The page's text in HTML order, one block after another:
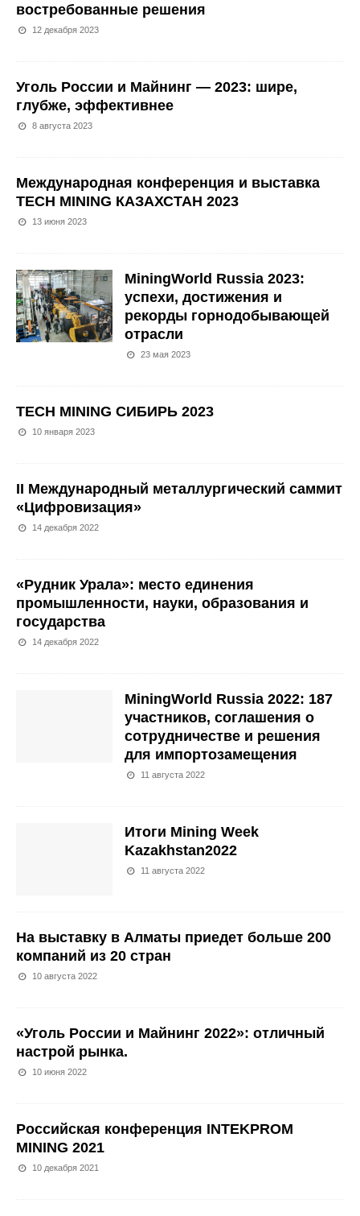
востребованные решения
12 декабря 2023
Уголь России и Майнинг — 2023: шире,
глубже, эффективнее
8 августа 2023
Международная конференция и выставка
TECH MINING КАЗАХСТАН 2023
13 июня 2023
MiningWorld Russia 2023:
успехи, достижения и
рекорды горнодобывающей
отрасли
23 мая 2023
TECH MINING СИБИРЬ 2023
10 января 2023
II Международный металлургический саммит
«Цифровизация»
14 декабря 2022
«Рудник Урала»: место единения
промышленности, науки, образования и
государства
14 декабря 2022
MiningWorld Russia 2022: 187
участников, соглашения о
сотрудничестве и решения
для импортозамещения
11 августа 2022
Итоги Mining Week
Kazakhstan2022
11 августа 2022
На выставку в Алматы приедет больше 200
компаний из 20 стран
10 августа 2022
«Уголь России и Майнинг 2022»: отличный
настрой рынка.
10 июня 2022
Российская конференция INTEKPROM
MINING 2021
10 декабря 2021